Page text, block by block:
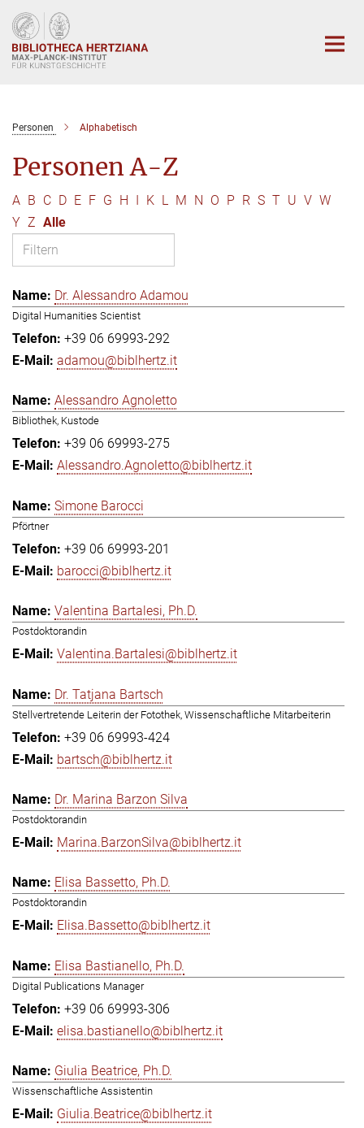
Hauptinhalt
Personen Alphabetisch
Personen A-Z
A B C D E F G H I K L M N O P R S T U V W
Y Z Alle
Dr. Alessandro Adamou
Digital Humanities Scientist
+39 06 69993-292
adamou@biblhertz.it
Alessandro Agnoletto
Bibliothek, Kustode
+39 06 69993-275
Alessandro.Agnoletto@biblhertz.it
Simone Barocci
Pförtner
+39 06 69993-201
barocci@biblhertz.it
Valentina Bartalesi, Ph.D.
Postdoktorandin
Valentina.Bartalesi@biblhertz.it
Dr. Tatjana Bartsch
Stellvertretende Leiterin der Fotothek, Wissenschaftliche Mitarbeiterin
+39 06 69993-424
bartsch@biblhertz.it
Dr. Marina Barzon Silva
Postdoktorandin
Marina.BarzonSilva@biblhertz.it
Elisa Bassetto, Ph.D.
Postdoktorandin
Elisa.Bassetto@biblhertz.it
Elisa Bastianello, Ph.D.
Digital Publications Manager
+39 06 69993-306
elisa.bastianello@biblhertz.it
Giulia Beatrice, Ph.D.
Wissenschaftliche Assistentin
Giulia.Beatrice@biblhertz.it